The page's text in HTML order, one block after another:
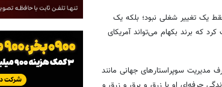
سال ۲۰۰۷ به لس‌آنجلس گلکسی فقط یک تغییر شغلی نبود؛ بلکه یک
که برند بکهام می‌تواند آمریکای
مدیریت سوپراستارهای جهانی مانند